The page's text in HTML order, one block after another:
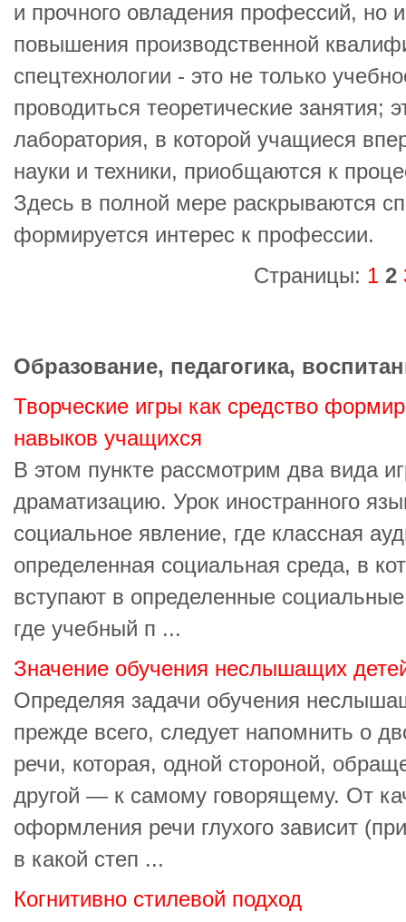
и прочного овладения профессий, но
повышения производственной
спецтехнологии - это не только
проводиться теоретические занятия;
лаборатория, в которой учащиеся
науки и техники, приобщаются к
Здесь в полной мере раскрываются
формируется интерес к профессии.
Страницы: 1 2
Образование, педагогика,
Творческие игры как средство
навыков учащихся
В этом пункте рассмотрим два вида
драматизацию. Урок иностранного
социальное явление, где классная
определенная социальная среда, в
вступают в определенные
где учебный п ...
Значение обучения неслышащих
Определяя задачи обучения
прежде всего, следует напомнить о
речи, которая, одной стороной,
другой — к самому говорящему. От
оформления речи глухого зависит
в какой степ ...
Когнитивно стилевой подход